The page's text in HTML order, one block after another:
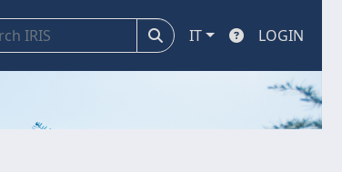
IT LOGIN